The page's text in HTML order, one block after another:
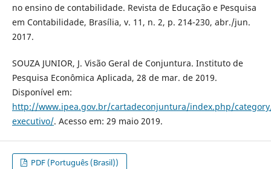
no ensino de contabilidade. Revista de Educação e Pesquisa
em Contabilidade, Brasília, v. 11, n. 2, p. 214-230, abr./jun.
2017.
SOUZA JUNIOR, J. Visão Geral de Conjuntura. Instituto de
Pesquisa Econômica Aplicada, 28 de mar. de 2019.
Disponível em:
http://www.ipea.gov.br/cartadeconjuntura/index.php/
executivo/. Acesso em: 29 maio 2019.
PDF (Português (Brasil))